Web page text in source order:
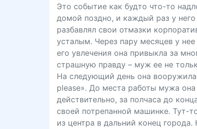
Это событие как будто что-то
домой поздно, и каждый раз у него
разбавлял свои отмазки
усталым. Через пару месяцев у
его увлечения она привыкла за
страшную правду – муж ее не
На следующий день она
plеаsе». До места работы мужа она
действительно, за полчаса до
своей потрепанной машинке. Тут-
из центра в дальний конец